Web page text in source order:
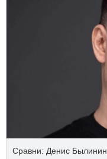
Сравни: Денис Былинин